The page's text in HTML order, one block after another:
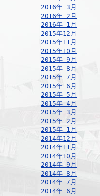
2016年 3月
2016年 2月
2016年 1月
2015年12月
2015年11月
2015年10月
2015年 9月
2015年 8月
2015年 7月
2015年 6月
2015年 5月
2015年 4月
2015年 3月
2015年 2月
2015年 1月
2014年12月
2014年11月
2014年10月
2014年 9月
2014年 8月
2014年 7月
2014年 6月